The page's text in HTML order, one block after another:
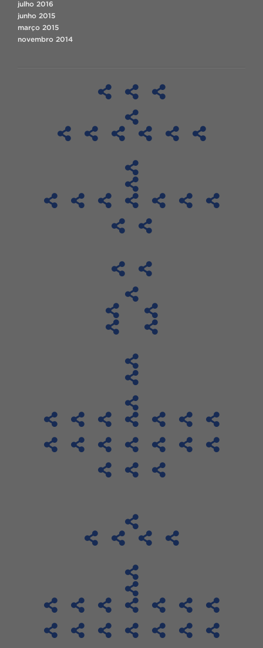
julho 2016
junho 2015
março 2015
novembro 2014